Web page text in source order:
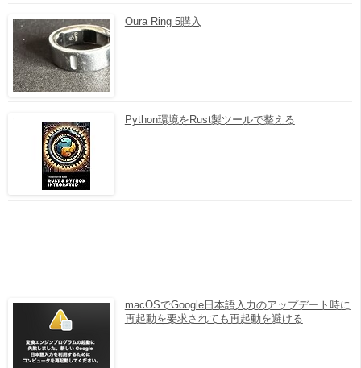
Oura Ring 5購入
Python環境をRust製ツールで整える
macOSでGoogle日本語入力のアップデート時に
再起動を要求されても再起動を避ける